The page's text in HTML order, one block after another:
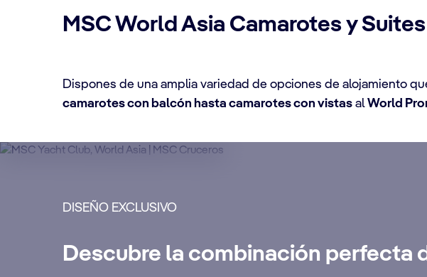
MSC World Asia Camarotes y Suites
Dispones de una amplia variedad de opciones de alojamiento
camarotes con balcón hasta camarotes con vistas alWorld
DISEÑO EXCLUSIVO
Descubre la combinación perfecta
Disfruta de un crucero lujoso e inolvidable con servicio de